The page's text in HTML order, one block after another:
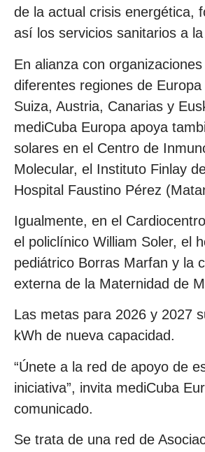
de la actual crisis energética,
así los servicios sanitarios a
En alianza con
diferentes regiones de Europa
Suiza, Austria, Canarias y
mediCuba Europa apoya
solares en el Centro de
Molecular, el Instituto Finlay
Hospital Faustino Pérez
Igualmente, en el
el policlínico William Soler, el
pediátrico Borras Marfan y la
externa de la Maternidad de
Las metas para 2026 y 2027
kWh de nueva capacidad.
“Únete a la red de apoyo de
iniciativa”, invita mediCuba
comunicado.
Se trata de una red de